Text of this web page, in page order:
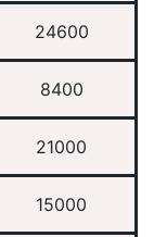
24600
8400
21000
15000